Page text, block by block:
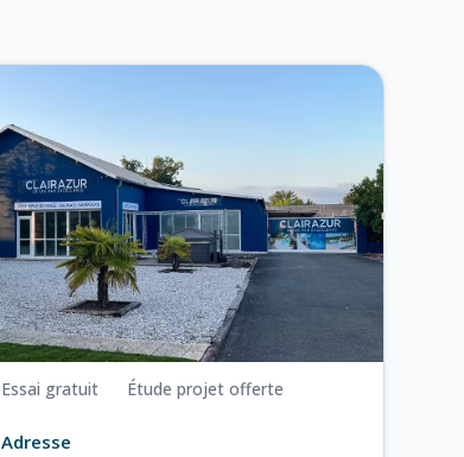
Essai gratuit Étude projet offerte
Adresse